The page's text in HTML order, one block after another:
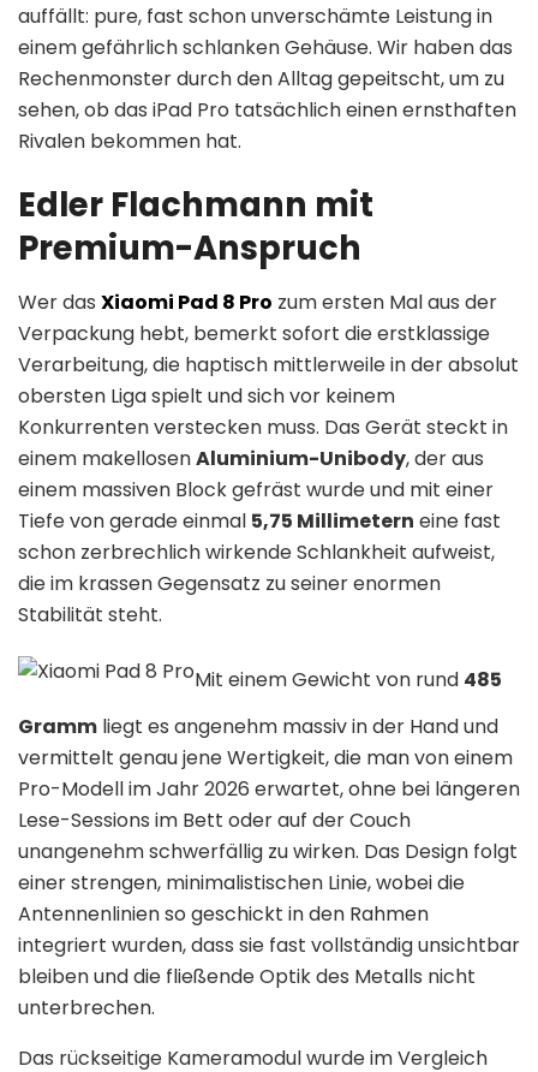
auffällt: pure, fast schon unverschämte Leistung in
einem gefährlich schlanken Gehäuse. Wir haben das
Rechenmonster durch den Alltag gepeitscht, um zu
sehen, ob das iPad Pro tatsächlich einen ernsthaften
Rivalen bekommen hat.
Edler Flachmann mit
Premium-Anspruch
Wer das Xiaomi Pad 8 Pro zum ersten Mal aus der
Verpackung hebt, bemerkt sofort die erstklassige
Verarbeitung, die haptisch mittlerweile in der absolut
obersten Liga spielt und sich vor keinem
Konkurrenten verstecken muss. Das Gerät steckt in
einem makellosenAluminium-Unibody, der aus
einem massiven Block gefräst wurde und mit einer
Tiefe von gerade einmal 5,75 Millimetern eine fast
schon zerbrechlich wirkende Schlankheit aufweist,
die im krassen Gegensatz zu seiner enormen
Stabilität steht.
Mit einem Gewicht von rund 485
Gramm liegt es angenehm massiv in der Hand und
vermittelt genau jene Wertigkeit, die man von einem
Pro-Modell im Jahr 2026 erwartet, ohne bei längeren
Lese-Sessions im Bett oder auf der Couch
unangenehm schwerfällig zu wirken. Das Design folgt
einer strengen, minimalistischen Linie, wobei die
Antennenlinien so geschickt in den Rahmen
integriert wurden, dass sie fast vollständig unsichtbar
bleiben und die fließende Optik des Metalls nicht
unterbrechen.
Das rückseitige Kameramodul wurde im Vergleich